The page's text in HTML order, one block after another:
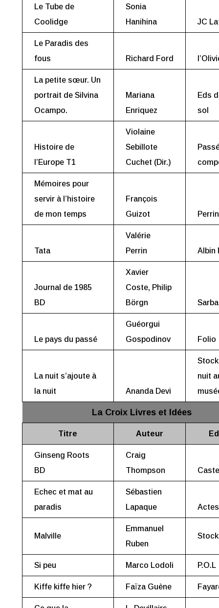
Le Tube de
Coolidge
Sonia
Hanihina
JC
Le Paradis des
fous
Richard Ford
La petite sœur. Un
portrait de Silvina
Ocampo.
Mariana
Enriquez
Eds
sol
Histoire de
l’Europe T1
Violaine
Sebillote
Cuchet (Dir.)
Mémoires pour
servir à l’histoire
de mon temps
François
Guizot
Perrin
Tata
Valérie
Perrin
Albin
Journal de 1985
BD
Xavier
Coste, Philip
Börgn
Le pays du passé
Guéorgui
Gospodinov
Folio
La nuit s’ajoute à
la nuit
Ananda Devi
nuit
La Croix Livres et Idées
Titre Auteur
Ginseng Roots
BD
Craig
Thompson
Echec et mat au
paradis
Sébastien
Lapaque
Malville
Emmanuel
Ruben
Stock
Si peu Marco Lodoli P.O.L
Kiffe kiffe hier ? Faïza Guène